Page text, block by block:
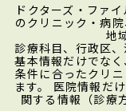
ドクターズ・ファ
のクリニック・病
地
診療科目、行政区
基本情報だけでな
条件に合ったクリ
ます。 医院情報だ
関する情報（診療